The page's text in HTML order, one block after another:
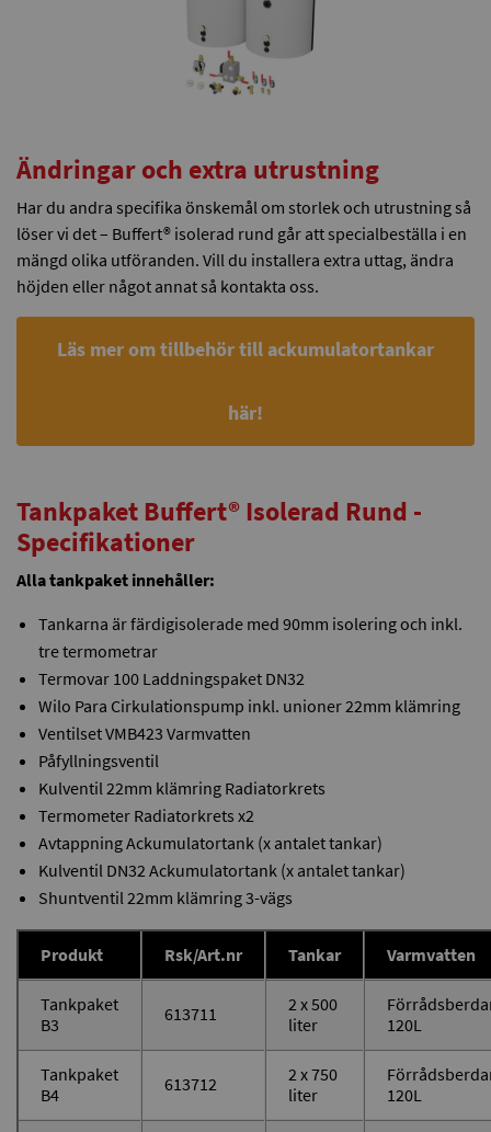
Ändringar och extra utrustning
Har du andra specifika önskemål om storlek och utrustning så
löser vi det – Buffert® isolerad rund går att specialbeställa i en
mängd olika utföranden. Vill du installera extra uttag, ändra
höjden eller något annat så kontakta oss.
Läs mer om tillbehör till ackumulatortankar
här!
Tankpaket Buffert® Isolerad Rund -
Specifikationer
Alla tankpaket innehåller:
Tankarna är färdigisolerade med 90mm isolering och inkl.
tre termometrar
Termovar 100 Laddningspaket DN32
Wilo Para Cirkulationspump inkl. unioner 22mm klämring
Ventilset VMB423 Varmvatten
Påfyllningsventil
Kulventil 22mm klämring Radiatorkrets
Termometer Radiatorkrets x2
Avtappning Ackumulatortank (x antalet tankar)
Kulventil DN32 Ackumulatortank (x antalet tankar)
Shuntventil 22mm klämring 3-vägs
Produkt Rsk/Art.nr Tankar Varmvatten
Tankpaket
B3
613711
2 x 500
liter
120L
Tankpaket
B4
613712
2 x 750
liter
120L